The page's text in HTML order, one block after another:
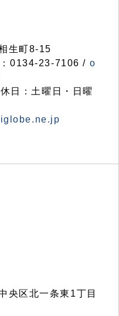
生町8-15
0134-23-7106 / o
日：土曜日・日曜
区北一条東1丁目